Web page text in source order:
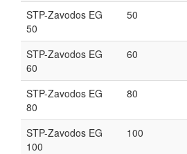
STP-Zavodos EG
50
50
STP-Zavodos EG
60
60
STP-Zavodos EG
80
80
STP-Zavodos EG
100
100